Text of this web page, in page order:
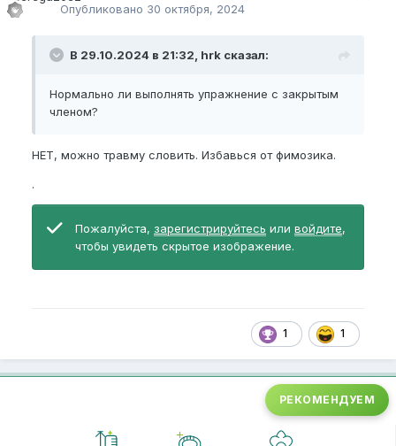
Опубликовано 30 октября, 2024
В 29.10.2024 в 21:32, hrk сказал:
Нормально ли выполнять упражнение с закрытым
членом?
НЕТ, можно травму словить. Избавься от фимозика.
.
Пожалуйста, зарегистрируйтесь или войдите,
чтобы увидеть скрытое изображение.
1 1
РЕКОМЕНДУЕМ